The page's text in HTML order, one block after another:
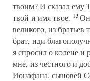
твоим? И сказал ему
твой и имя твое. 13Он
великого, из братьев
брат, иди
я спросил о колене и
мне, из честного и
Ионафана, сыновей